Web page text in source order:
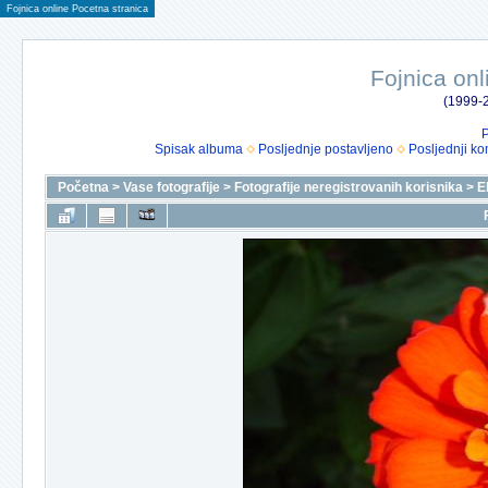
Fojnica online Pocetna stranica
Fojnica
(1999-
Spisak albuma
Posljednje postavljeno Posljednji
Početna > Vase fotografije > Fotografije neregistrovanih korisnika >